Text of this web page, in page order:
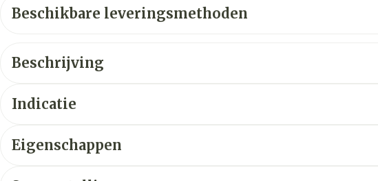
Beschikbare leveringsmethoden
Beschrijving
Indicatie
Eigenschappen